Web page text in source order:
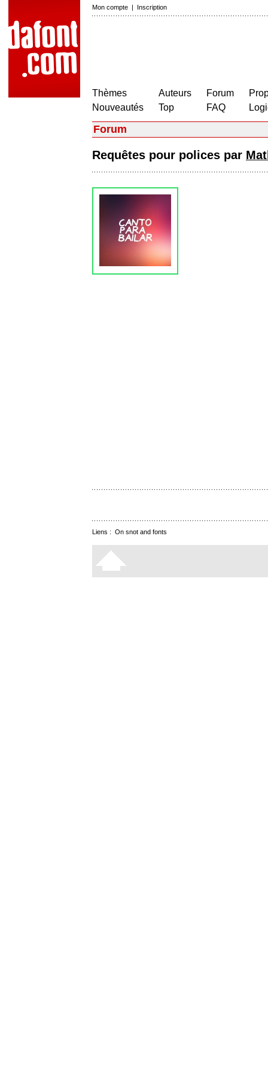
Mon compte | Inscription
Thèmes
Nouveautés
Auteurs
Top
Forum
FAQ
Forum
Requêtes pour polices par
Liens : On snot and fonts